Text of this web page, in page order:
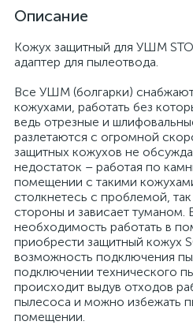
Описание
Кожух защитный для УШМ
адаптер для пылеотвода.
Все УШМ (болгарки)
кожухами, работать без
ведь отрезные и
разлетаются с огромной
защитных кожухов не
недостаток – работая по
помещении с такими
столкнетесь с проблемой,
стороны и зависает туманом.
необходимость работать в
приобрести защитный кожух
возможность подключения
подключении технического
происходит выдув отходов
пылесоса и можно избежать
помещении.